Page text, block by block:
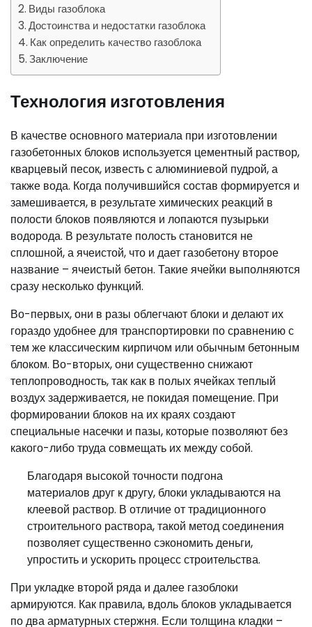
Виды газоблока
Достоинства и недостатки газоблока
Как определить качество газоблока
Заключение
Технология изготовления
В качестве основного материала при изготовлении
газобетонных блоков используется цементный раствор,
кварцевый песок, известь с алюминиевой пудрой, а
также вода. Когда получившийся состав формируется и
замешивается, в результате химических реакций в
полости блоков появляются и лопаются пузырьки
водорода. В результате полость становится не
сплошной, а ячеистой, что и дает газобетону второе
название – ячеистый бетон. Такие ячейки выполняются
сразу несколько функций.
Во-первых, они в разы облегчают блоки и делают их
гораздо удобнее для транспортировки по сравнению с
тем же классическим кирпичом или обычным бетонным
блоком. Во-вторых, они существенно снижают
теплопроводность, так как в полых ячейках теплый
воздух задерживается, не покидая помещение. При
формировании блоков на их краях создают
специальные насечки и пазы, которые позволяют без
какого-либо труда совмещать их между собой.
Благодаря высокой точности подгона
материалов друг к другу, блоки укладываются на
клеевой раствор. В отличие от традиционного
строительного раствора, такой метод соединения
позволяет существенно сэкономить деньги,
упростить и ускорить процесс строительства.
При укладке второй ряда и далее газоблоки
армируются. Как правила, вдоль блоков укладывается
по два арматурных стержня. Если толщина кладки –